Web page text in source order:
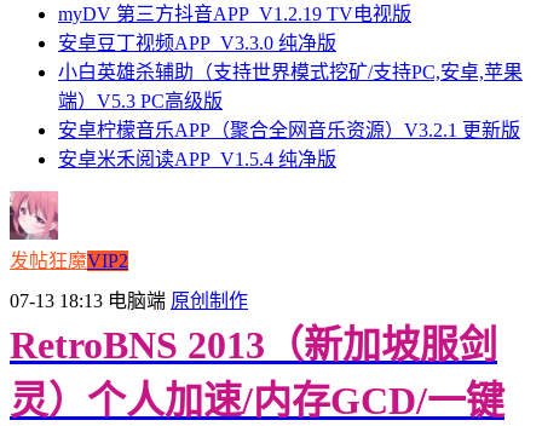
myDV 第三方抖音APP_V1.2.19 TV电视版
安卓豆丁视频APP_V3.3.0 纯净版
小白英雄杀辅助（支持世界模式挖矿/支持PC,安卓,苹果
端）V5.3 PC高级版
安卓柠檬音乐APP（聚合全网音乐资源）V3.2.1 更新版
安卓米禾阅读APP_V1.5.4 纯净版
发帖狂魔VIP2
07-13 18:13 电脑端 原创制作
RetroBNS 2013（新加坡服剑
灵）个人加速/内存GCD/一键